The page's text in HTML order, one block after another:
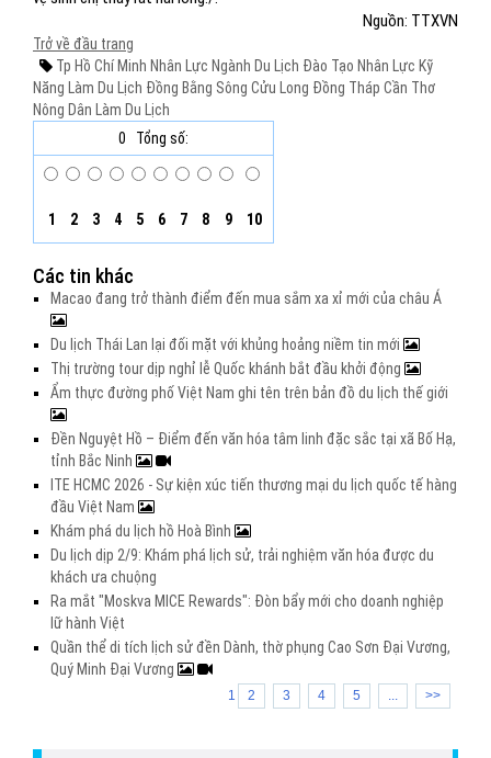
Nguồn: TTXVN
Trở về đầu trang
Tp Hồ Chí Minh Nhân Lực Ngành Du Lịch Đào Tạo Nhân Lực Kỹ
Năng Làm Du Lịch Đồng Bằng Sông Cửu Long Đồng Tháp Cần Thơ
Nông Dân Làm Du Lịch
0
Tổng số:
1 2 3 4 5 6 7 8 9 10
Các tin khác
Macao đang trở thành điểm đến mua sắm xa xỉ mới của châu Á
Du lịch Thái Lan lại đối mặt với khủng hoảng niềm tin mới
Thị trường tour dịp nghỉ lễ Quốc khánh bắt đầu khởi động
Ẩm thực đường phố Việt Nam ghi tên trên bản đồ du lịch thế giới
Đền Nguyệt Hồ – Điểm đến văn hóa tâm linh đặc sắc tại xã Bố Hạ,
tỉnh Bắc Ninh
ITE HCMC 2026 - Sự kiện xúc tiến thương mại du lịch quốc tế hàng
đầu Việt Nam
Khám phá du lịch hồ Hoà Bình
Du lịch dịp 2/9: Khám phá lịch sử, trải nghiệm văn hóa được du
khách ưa chuộng
Ra mắt "Moskva MICE Rewards": Đòn bẩy mới cho doanh nghiệp
lữ hành Việt
Quần thể di tích lịch sử đền Dành, thờ phụng Cao Sơn Đại Vương,
Quý Minh Đại Vương
1 2 3 4 5 ... >>